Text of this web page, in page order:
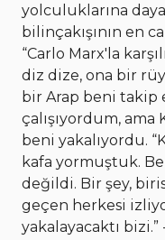
yolculuklarına
bilinçakışının en
“Carlo Marx'la
diz dize, ona bir
bir Arap beni takip
çalışıyordum,
beni yakalıyordu.
kafa yormuştuk.
değildi. Bir şey,
geçen herkesi
yakalayacaktı bizi.”